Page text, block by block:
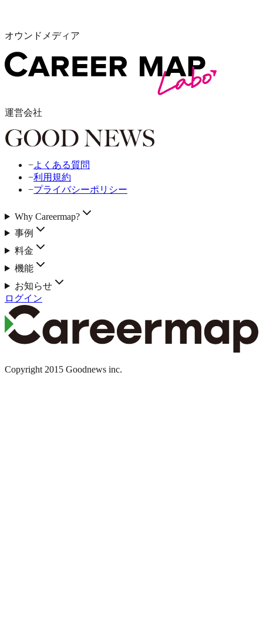
オウンドメディア
運営会社
−よくある質問
−利用規約
−プライバシーポリシー
Why Careermap?
事例
料金
機能
お知らせ
ログイン
Copyright 2015 Goodnews inc.